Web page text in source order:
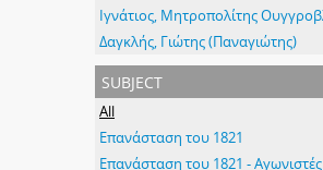
Δαγκλής, Γιώτης (Παναγιώτης)
subject
All
Επανάσταση του 1821
Επανάσταση του 1821 - Αγωνιστές